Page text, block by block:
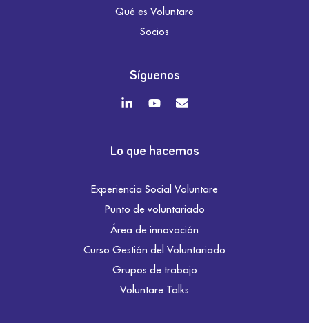
Qué es Voluntare
Socios
Síguenos
Lo que hacemos
Experiencia Social Voluntare
Punto de voluntariado
Área de innovación
Curso Gestión del Voluntariado
Grupos de trabajo
Voluntare Talks